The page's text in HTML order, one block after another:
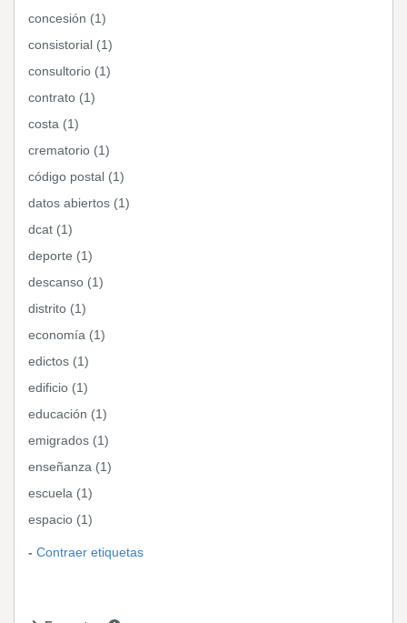
concesión (1)
consistorial (1)
consultorio (1)
contrato (1)
costa (1)
crematorio (1)
código postal (1)
datos abiertos (1)
dcat (1)
deporte (1)
descanso (1)
distrito (1)
economía (1)
edictos (1)
edificio (1)
educación (1)
emigrados (1)
enseñanza (1)
escuela (1)
espacio (1)
Contraer etiquetas